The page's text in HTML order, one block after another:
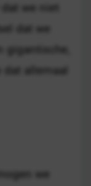
we niet
dat we
gigantische,
dat allemaal
we